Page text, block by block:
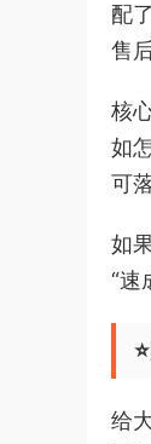
配
售
核
如
可
如
“速
给